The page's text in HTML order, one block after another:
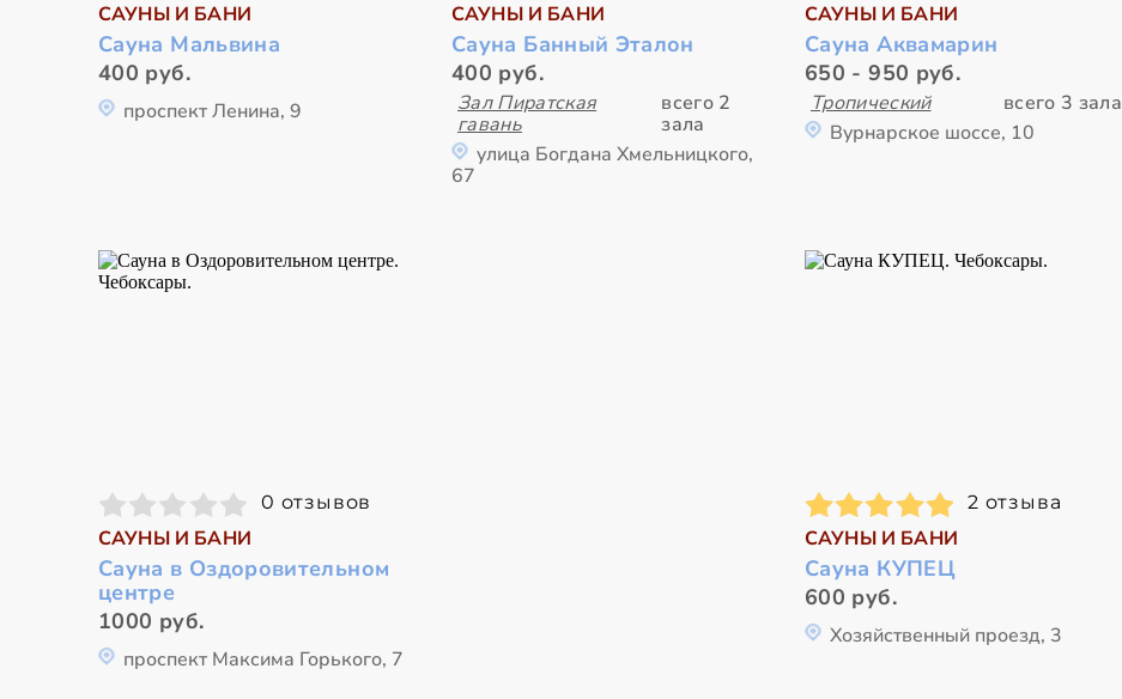
САУНЫ И БАНИ
Сауна Мальвина
400 руб.
проспект Ленина, 9
САУНЫ И БАНИ
Сауна Банный Эталон
400 руб.
Зал Пиратская
гавань
всего 2
зала
улица Богдана Хмельницкого,
67
САУНЫ И БАНИ
Сауна Аквамарин
650 - 950 руб.
Тропический
всего 3 зала
Вурнарское шоссе, 10
0 отзывов
САУНЫ И БАНИ
Сауна в Оздоровительном
центре
1000 руб.
проспект Максима Горького, 7
2 отзыва
САУНЫ И БАНИ
Сауна КУПЕЦ
600 руб.
Хозяйственный проезд, 3